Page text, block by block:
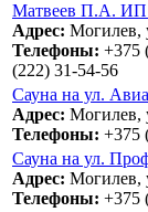
Матвеев П.А. ИП
Адрес: Могилев,
Телефоны: +375
(222) 31-54-56
Сауна на ул.
Адрес: Могилев,
Телефоны: +375
Сауна на ул.
Адрес: Могилев,
Телефоны: +375